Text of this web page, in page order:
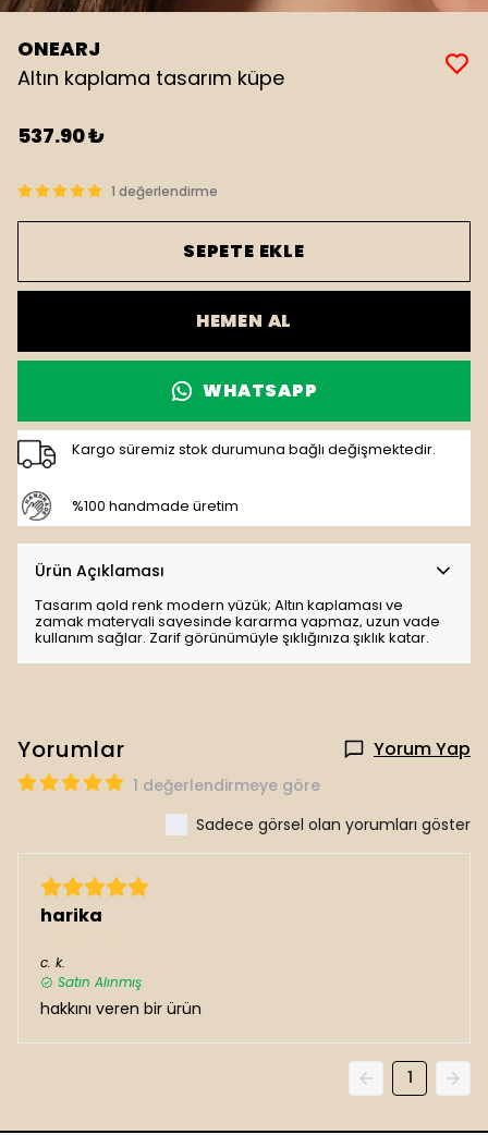
ONEARJ
Altın kaplama tasarım küpe
537.90 ₺
1 değerlendirme
SEPETE EKLE
HEMEN AL
WHATSAPP
Kargo süremiz stok durumuna bağlı değişmektedir.
%100 handmade üretim
Ürün Açıklaması
Tasarım gold renk modern yüzük; Altın kaplaması ve
zamak materyali sayesinde kararma yapmaz, uzun vade
kullanım sağlar. Zarif görünümüyle şıklığınıza şıklık katar.
Yorumlar Yorum Yap
1 değerlendirmeye göre
Sadece görsel olan yorumları göster
harika
c. k.
Satın Alınmış
hakkını veren bir ürün
1